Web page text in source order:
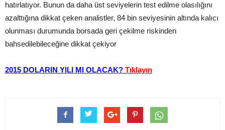
hatırlatıyor. Bunun da daha üst seviyelerin test edilme olasılığını
azalttığına dikkat çeken analistler, 84 bin seviyesinin altında kalıcı
olunması durumunda borsada geri çekilme riskinden
bahsedilebileceğine dikkat çekiyor
2015 DOLARIN YILI MI OLACAK? Tıklayın